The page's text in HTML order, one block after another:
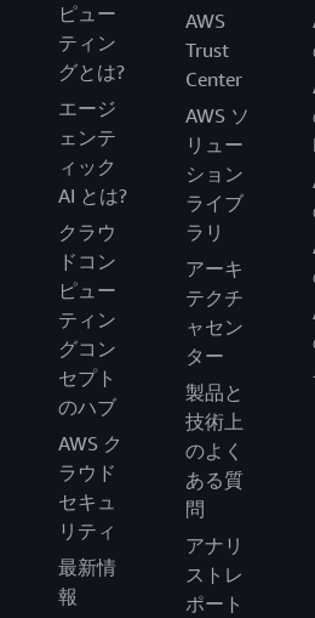
ピュー
ティン
グとは?
エージ
ェンテ
ィック
AI とは?
クラウ
ドコン
ピュー
ティン
グコン
セプト
のハブ
AWS ク
ラウド
セキュ
リティ
最新情
報
AWS
Trust
Center
AWS ソ
リュー
ション
ライブ
ラリ
アーキ
テクチ
ャセン
ター
製品と
技術上
のよく
ある質
問
アナリ
ストレ
ポート